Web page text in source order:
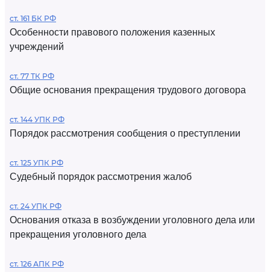
ст. 161 БК РФ
Особенности правового положения казенных
учреждений
ст. 77 ТК РФ
Общие основания прекращения трудового договора
ст. 144 УПК РФ
Порядок рассмотрения сообщения о преступлении
ст. 125 УПК РФ
Судебный порядок рассмотрения жалоб
ст. 24 УПК РФ
Основания отказа в возбуждении уголовного дела или
прекращения уголовного дела
ст. 126 АПК РФ